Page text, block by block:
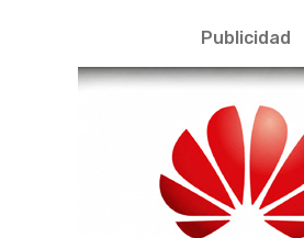
Publicidad